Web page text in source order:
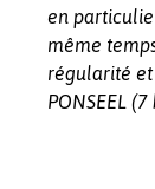
en
même
régularité et
PONSEEL